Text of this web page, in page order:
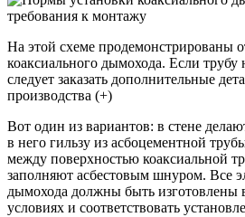
На этой схеме продемонстрированы
коаксиального дымохода. Если трубу
следует заказать дополнительные
производства (+)
Вот один из вариантов: в стене
в него гильзу из асбоцементной
между поверхностью коаксиальной
заполняют асбестовым шнуром. Все
дымохода должны быть
условиях и соответствовать